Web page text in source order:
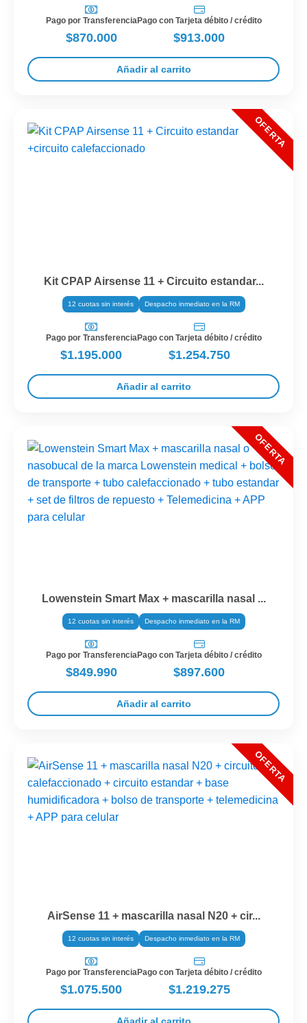
Pago por Transferencia
$870.000
Pago con Tarjeta débito / crédito
$913.000
Añadir al carrito
Kit CPAP Airsense 11 + Circuito estandar...
12 cuotas sin interés Despacho inmediato en la RM
Pago por Transferencia
$1.195.000
Pago con Tarjeta débito / crédito
$1.254.750
Añadir al carrito
Lowenstein Smart Max + mascarilla nasal ...
12 cuotas sin interés Despacho inmediato en la RM
Pago por Transferencia
$849.990
Pago con Tarjeta débito / crédito
$897.600
Añadir al carrito
AirSense 11 + mascarilla nasal N20 + cir...
12 cuotas sin interés Despacho inmediato en la RM
Pago por Transferencia
$1.075.500
Pago con Tarjeta débito / crédito
$1.219.275